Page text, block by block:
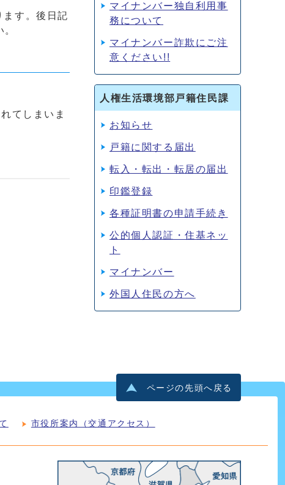
す。後日記
てしまいま
マイナンバー独自利用事
務について
マイナンバー詐欺にご注
意ください!!
人権生活環境部戸籍住民課
お知らせ
戸籍に関する届出
転入・転出・転居の届出
印鑑登録
各種証明書の申請手続き
公的個人認証・住基ネッ
ト
マイナンバー
外国人住民の方へ
ページの先頭へ戻る
市役所案内（交通アクセス）